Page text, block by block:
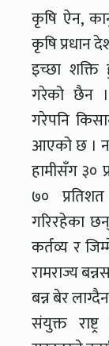
कृषि ऐन,
कृषि प्रधान
इच्छा
गरेको छैन
गरेपनि
आएको छ ।
हामीसँग ३०
७०
गरिरहेका
कर्तव्य र
रामराज्य
बन्न बेर
संयुक्त